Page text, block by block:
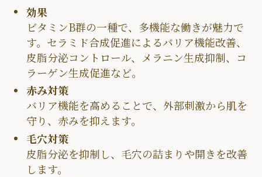
効果
ビタミンB群の一種で、多機能な働きが魅力で
す。セラミド合成促進によるバリア機能改善、
皮脂分泌コントロール、メラニン生成抑制、コ
ラーゲン生成促進など。
赤み対策
バリア機能を高めることで、外部刺激から肌を
守り、赤みを抑えます。
毛穴対策
皮脂分泌を抑制し、毛穴の詰まりや開きを改善
します。